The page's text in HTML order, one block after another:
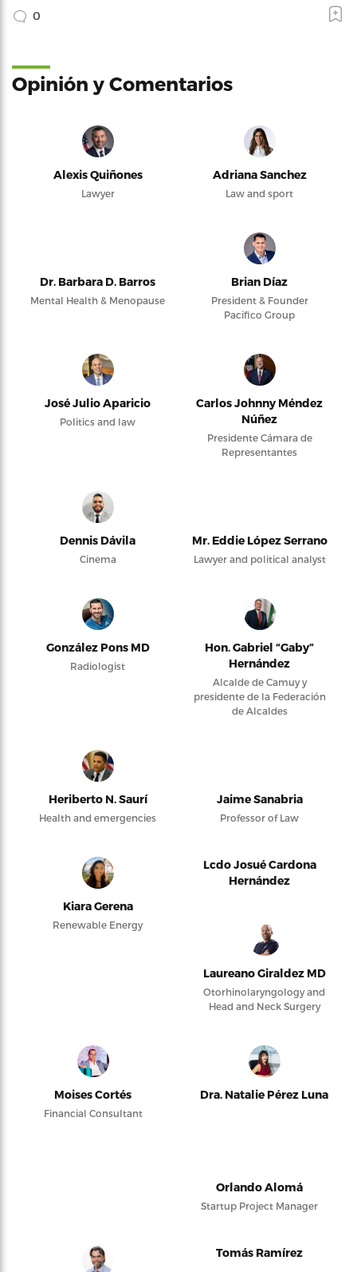
0
Opinión y Comentarios
Alexis Quiñones
Lawyer
Adriana Sanchez
Law and sport
Dr. Barbara D. Barros
Mental Health & Menopause
Brian Díaz
President & Founder
Pacifico Group
José Julio Aparicio
Politics and law
Carlos Johnny Méndez
Núñez
Presidente Cámara de
Representantes
Dennis Dávila
Cinema
Mr. Eddie López Serrano
Lawyer and political analyst
González Pons MD
Radiologist
Hon. Gabriel “Gaby”
Hernández
Alcalde de Camuy y
presidente de la Federación
de Alcaldes
Heriberto N. Saurí
Health and emergencies
Jaime Sanabria
Professor of Law
Kiara Gerena
Renewable Energy
Lcdo Josué Cardona
Hernández
Laureano Giraldez MD
Otorhinolaryngology and
Head and Neck Surgery
Moises Cortés
Financial Consultant
Dra. Natalie Pérez Luna
Orlando Alomá
Startup Project Manager
Tomás Ramírez